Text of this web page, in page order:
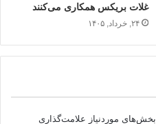
غلات بریکس همکاری می‌کنند
۲۴, خرداد, ۱۴۰۵
بخش‌های موردنیاز علامت‌گذاری